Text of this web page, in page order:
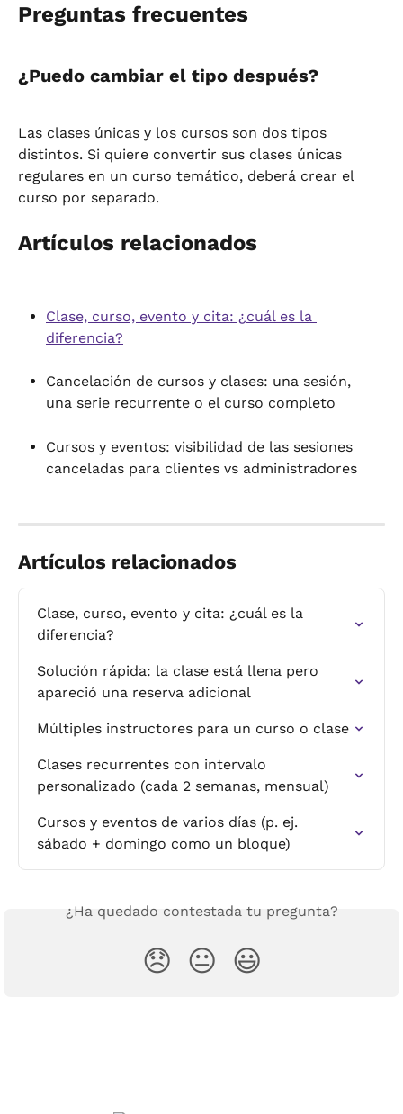
Preguntas frecuentes
¿Puedo cambiar el tipo después?
Las clases únicas y los cursos son dos tipos
distintos. Si quiere convertir sus clases únicas
regulares en un curso temático, deberá crear el
curso por separado.
Artículos relacionados
Clase, curso, evento y cita: ¿cuál es la
diferencia?
Cancelación de cursos y clases: una sesión,
una serie recurrente o el curso completo
Cursos y eventos: visibilidad de las sesiones
canceladas para clientes vs administradores
Artículos relacionados
Clase, curso, evento y cita: ¿cuál es la
diferencia?
Solución rápida: la clase está llena pero
apareció una reserva adicional
Múltiples instructores para un curso o clase
Clases recurrentes con intervalo
personalizado (cada 2 semanas, mensual)
Cursos y eventos de varios días (p. ej.
sábado + domingo como un bloque)
¿Ha quedado contestada tu pregunta?
😞 😐 😃